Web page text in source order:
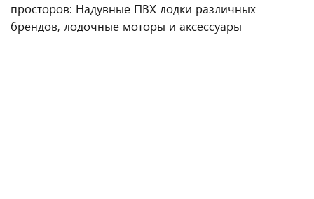
просторов: Надувные ПВХ лодки различных
брендов, лодочные моторы и аксессуары